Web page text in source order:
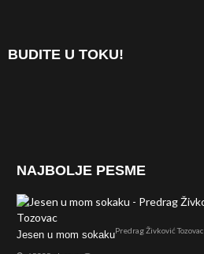
BUDITE U TOKU!
NAJBOLJE PESME
Jesen u mom sokakuPredrag Živković Tozovac